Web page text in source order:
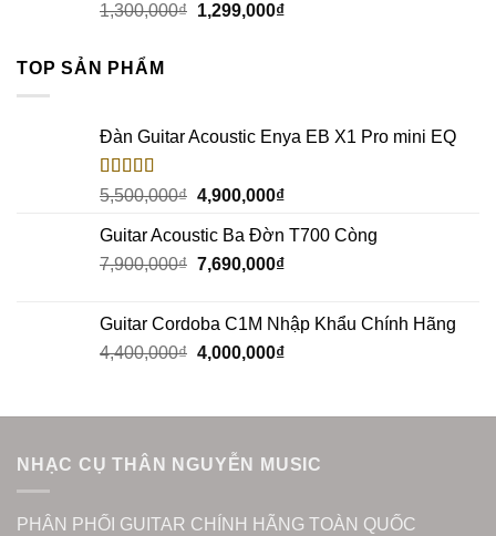
1,300,000₫ 1,299,000₫
TOP SẢN PHẨM
Đàn Guitar Acoustic Enya EB X1 Pro mini EQ
Rated5.00
out of 5
5,500,000₫ 4,900,000₫
Guitar Acoustic Ba Đờn T700 Còng
7,900,000₫ 7,690,000₫
Guitar Cordoba C1M Nhập Khẩu Chính Hãng
4,400,000₫ 4,000,000₫
NHẠC CỤ THÂN NGUYỄN MUSIC
PHÂN PHỐI GUITAR CHÍNH HÃNG TOÀN QUỐC